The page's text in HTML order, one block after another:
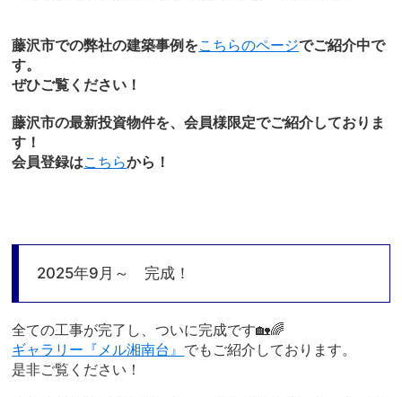
藤沢市での弊社の建築事例をこちらのページでご紹介中で
す。
ぜひご覧ください！
藤沢市の最新投資物件を、会員様限定でご紹介しておりま
す！
会員登録はこちらから！
2025年9月～ 完成！
全ての工事が完了し、ついに完成です🏡🌈
ギャラリー『メル湘南台』 でもご紹介しております。
是非ご覧ください！